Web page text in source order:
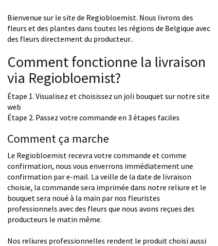
Bienvenue sur le site de Regiobloemist. Nous livrons des
fleurs et des plantes dans toutes les régions de Belgique avec
des fleurs directement du producteur..
Comment fonctionne la livraison
via Regiobloemist?
Étape 1. Visualisez et choisissez un joli bouquet sur notre site
web
Étape 2. Passez votre commande en 3 étapes faciles
Comment ça marche
Le Regiobloemist recevra votre commande et comme
confirmation, nous vous enverrons immédiatement une
confirmation par e-mail. La veille de la date de livraison
choisie, la commande sera imprimée dans notre reliure et le
bouquet sera noué à la main par nos fleuristes
professionnels avec des fleurs que nous avons reçues des
producteurs le matin même.
Nos reliures professionnelles rendent le produit choisi aussi